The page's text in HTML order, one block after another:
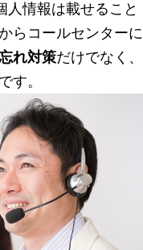
人情報は載せること
らコールセンターに
れ対策だけでなく、
す。